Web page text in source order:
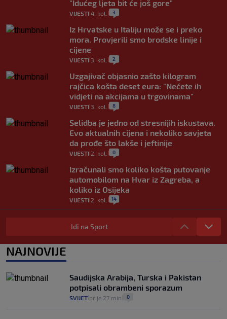
"Idućeg ljeta bit će još gore"
VIJESTI 4. kol. 3
Iz Hrvatske u Italiju može se i preko
mora. Provjerili smo brodske linije i
cijene
VIJESTI 3. kol. 2
Uzgajivač objasnio zašto kilogram
rajčica košta deset eura: "Nećete ih
vidjeti na akcijama u trgovinama"
VIJESTI 3. kol. 8
Selidba je jedno od stresnijih iskustava.
Evo aktualnih cijena i nekoliko savjeta
da prođe što lakše i jeftinije
VIJESTI 2. kol. 0
Izračunali smo koliko košta putovanje
automobilom na Hvar iz Zagreba, a
koliko iz Osijeka
VIJESTI 2. kol. 14
"Kći je otišla na more, a zaboravila
zdravstvenu iskaznicu". Kakva su prava
pacijenata izvan mjesta prebivališta?
1
junaci naših priča budu oni koji pomažu,
a ne oni koji su pobijedili nekoga"
VIJESTI 2
Idi na Sport
NAJNOVIJE
Saudijska Arabija, Turska i Pakistan
potpisali obrambeni sporazum
SVIJET prije 27 min 0